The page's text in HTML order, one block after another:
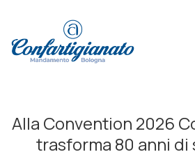
Principale
Alla Convention 2026
trasforma 80 anni di